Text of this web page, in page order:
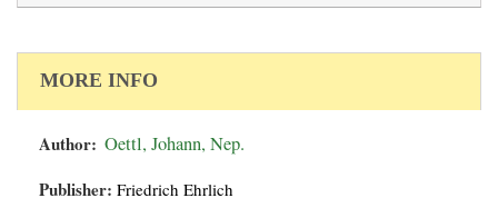
MORE INFO
Author: Oettl, Johann, Nep.
Publisher: Friedrich Ehrlich